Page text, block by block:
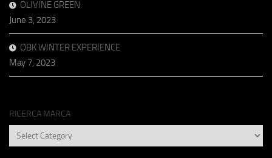
OLIVINE GREEN
June 3, 2023
OBK WINTER EXPERIENCE
May 7, 2023
RICERCA MARCA
RICERCA
MARCA